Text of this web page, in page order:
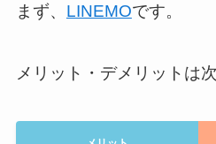
まず、 LINEMOです。
メリット・デメリットは